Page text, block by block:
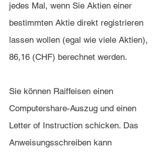
jedes Mal, wenn Sie Aktien einer
bestimmten Aktie direkt registrieren
lassen wollen (egal wie viele Aktien),
86,16 (CHF) berechnet werden.
Sie können Raiffeisen einen
Computershare-Auszug und einen
Letter of Instruction schicken. Das
Anweisungsschreiben kann